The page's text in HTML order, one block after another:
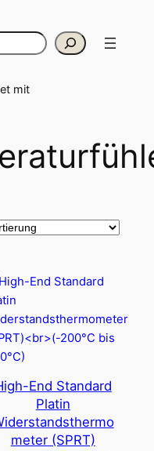
mit
End Standard
Platin
meter (SPRT)